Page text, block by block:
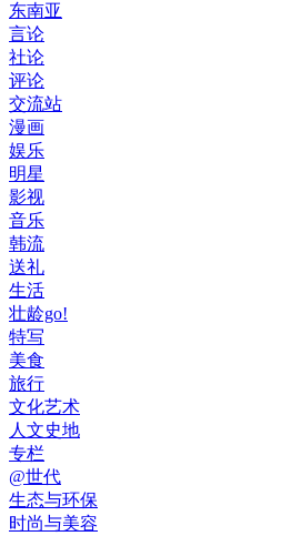
东南亚
言论
社论
评论
交流站
漫画
娱乐
明星
影视
音乐
韩流
送礼
生活
壮龄go!
特写
美食
旅行
文化艺术
人文史地
专栏
@世代
生态与环保
时尚与美容